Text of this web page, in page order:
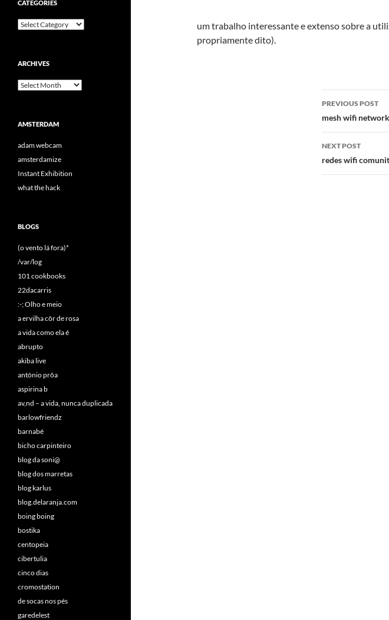
um trabalho interessante e extenso sobre a
propriamente dito).
Post
PREVIOUS POST
mesh wifi
NEXT POST
redes wifi
CATEGORIES
Categories
ARCHIVES
Archives
AMSTERDAM
adam webcam
amsterdamize
Instant Exhibition
what the hack
BLOGS
(o vento lá fora)*
/var/log
101 cookbooks
22dacarris
:-; Olho e meio
a ervilha côr de rosa
a vida como ela é
abrupto
akiba live
antónio prôa
aspirina b
av,nd – a vida, nunca duplicada
barlowfriendz
barnabé
bicho carpinteiro
blog da soni@
blog dos marretas
blog karlus
blog.delaranja.com
boing boing
bostika
centopeia
cibertulia
cinco dias
cromostation
de socas nos pés
garedelest